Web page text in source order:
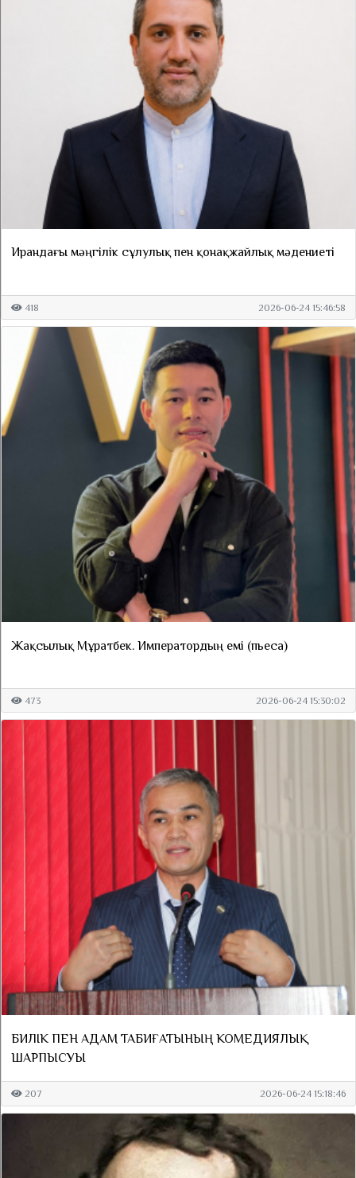
Ирандағы мәңгілік сұлулық пен қонақжайлық мәдениеті
418 2026-06-24 15:46:58
Жақсылық Мұратбек. Императордың емі (пьеса)
473 2026-06-24 15:30:02
БИЛІК ПЕН АДАМ ТАБИҒАТЫНЫҢ КОМЕДИЯЛЫҚ
ШАРПЫСУЫ
207 2026-06-24 15:18:46